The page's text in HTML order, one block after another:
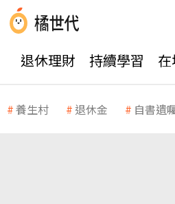
退休理財 持續學習
養生村 退休金 自書遺